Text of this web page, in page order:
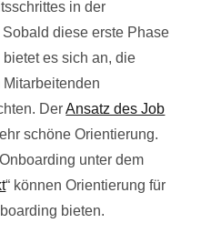
in der
diese erste Phase
es sich an, die
DerAnsatz des Job
schöne Orientierung.
unter dem
“ können Orientierung für
bieten.